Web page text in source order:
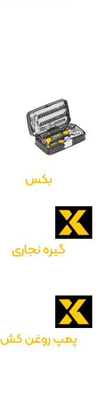
بکس
گیره نجاری
پمپ روغن کش